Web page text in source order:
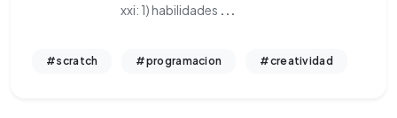
xxi: 1) habilidades ...
#scratch #programacion #creatividad